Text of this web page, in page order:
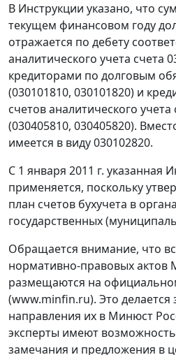
В Инструкции указано, что
текущем финансовом году
отражается по дебету
аналитического учета счета
кредиторами по долговым
(030101810, 030101820) и
счетов аналитического учета
(030405810, 030405820).
имеется в виду 030102820.
С 1 января 2011 г. указанная
применяется, поскольку
план счетов бухучета в
государственных
Обращается внимание, что
нормативно-правовых актов
размещаются на
(www.minfin.ru). Это делается
направления их в Минюст
эксперты имеют
замечания и предложения в